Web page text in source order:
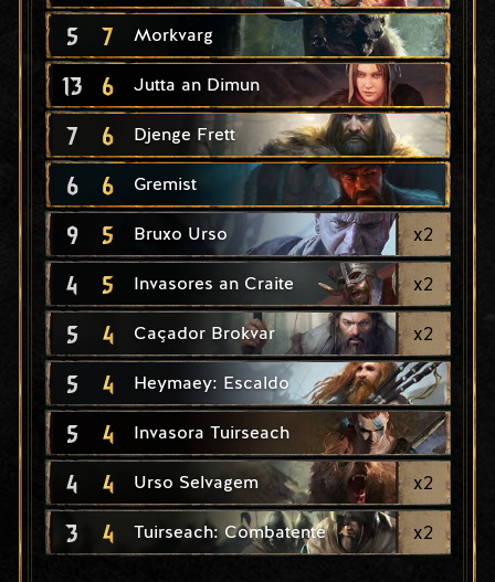
5 7 Morkvarg
13 6 Jutta an Dimun
7 6 Djenge Frett
6 6 Gremist
9 5 Bruxo Urso x2
4 5 Invasores an Craite x2
5 4 Caçador Brokvar x2
5 4 Heymaey: Escaldo
5 4 Invasora Tuirseach
4 4 Urso Selvagem x2
3 4 Tuirseach: Combatente x2